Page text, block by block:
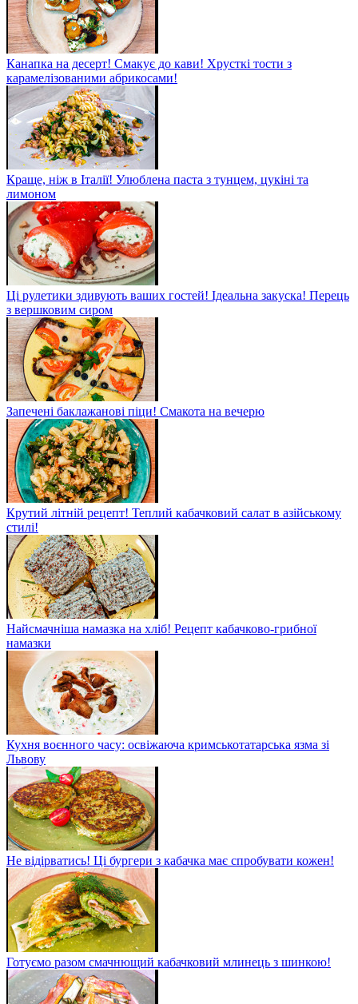
Канапка на десерт! Смакує до кави! Хрусткі тости з
карамелізованими абрикосами!
Краще, ніж в Італії! Улюблена паста з тунцем, цукіні та
лимоном
Ці рулетики здивують ваших гостей! Ідеальна закуска! Перець
з вершковим сиром
Запечені баклажанові піци! Смакота на вечерю
Крутий літній рецепт! Теплий кабачковий салат в азійському
стилі!
Найсмачніша намазка на хліб! Рецепт кабачково-грибної
намазки
Кухня воєнного часу: освіжаюча кримськотатарська язма зі
Львову
Не відірватись! Ці бургери з кабачка має спробувати кожен!
Готуємо разом смачнющий кабачковий млинець з шинкою!